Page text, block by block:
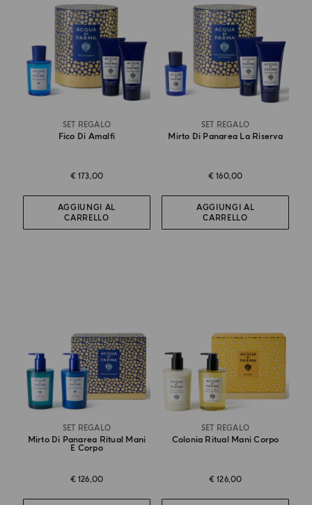
SET REGALO
Fico Di Amalfi
€ 173,00
AGGIUNGI AL
CARRELLO
SET REGALO
Mirto Di Panarea La Riserva
€ 160,00
AGGIUNGI AL
CARRELLO
SET REGALO
Mirto Di Panarea Ritual Mani
E Corpo
€ 126,00
SET REGALO
Colonia Ritual Mani Corpo
€ 126,00